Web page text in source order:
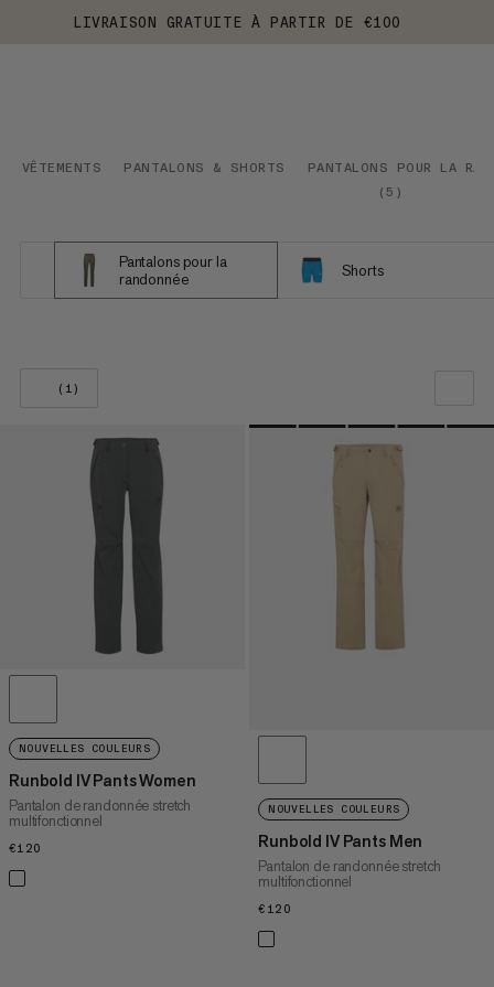
LIVRAISON GRATUITE À PARTIR DE €100
VÊTEMENTS PANTALONS & SHORTS
PANTALONS POUR LA
( 5 )
Pantalons pour la
randonnée
Shorts
(1)
NOTRE SELECTION
PRIX DÉCROISSANT
NOUVELLES COULEURS
Runbold IV Pants Women
Pantalon de randonnée stretch
multifonctionnel
€120
NOUVELLES COULEURS
Runbold IV Pants Men
Pantalon de randonnée stretch
multifonctionnel
€120